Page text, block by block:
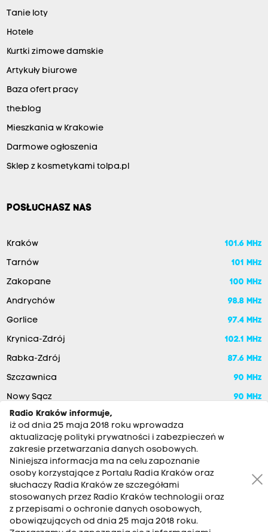
Tanie loty
Hotele
Kurtki zimowe damskie
Artykuły biurowe
Baza ofert pracy
the:blog
Mieszkania w Krakowie
Darmowe ogłoszenia
Sklep z kosmetykami tolpa.pl
POSŁUCHASZ NAS
Kraków 101.6 MHz
Tarnów 101 MHz
Zakopane 100 MHz
Andrychów 98.8 MHz
Gorlice 97.4 MHz
Krynica-Zdrój 102.1 MHz
Rabka-Zdrój 87.6 MHz
Szczawnica 90 MHz
Nowy Sącz 90 MHz
RADIO KRAKÓW SA. Aleja Juliusza Słowackiego 22, 30-007
Kraków
Radio Kraków informuje,
iż od dnia 25 maja 2018 roku wprowadza
aktualizację polityki prywatności i zabezpieczeń w
zakresie przetwarzania danych osobowych.
Niniejsza informacja ma na celu zapoznanie
osoby korzystające z Portalu Radia Kraków oraz
słuchaczy Radia Kraków ze szczegółami
stosowanych przez Radio Kraków technologii oraz
z przepisami o ochronie danych osobowych,
obowiązujących od dnia 25 maja 2018 roku.